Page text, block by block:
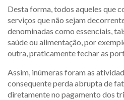
Desta forma, todos aqueles que
serviços que não sejam
denominadas como essenciais,
saúde ou alimentação, por
outra, praticamente fechar as
Assim, inúmeras foram as
consequente perda abrupta de
diretamente no pagamento dos